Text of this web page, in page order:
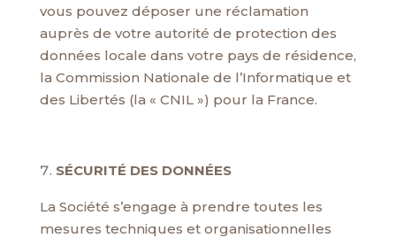
vous pouvez déposer une réclamation
auprès de votre autorité de protection des
données locale dans votre pays de résidence,
la Commission Nationale de l’Informatique et
des Libertés (la « CNIL ») pour la France.
SÉCURITÉ DES DONNÉES
La Société s’engage à prendre toutes les
mesures techniques et organisationnelles